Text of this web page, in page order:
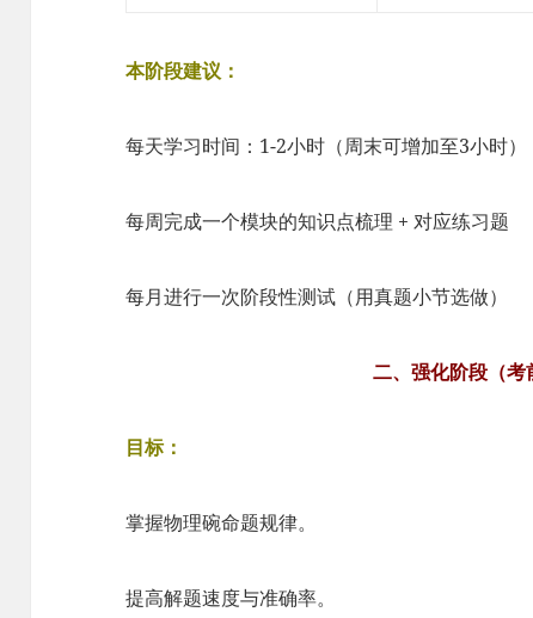
本阶段建议：
每天学习时间：1-2小时（周末可增加至3小时）
每周完成一个模块的知识点梳理 + 对应练习题
每月进行一次阶段性测试（用真题小节选做）
二、强化阶段（考
目标：
掌握物理碗命题规律。
提高解题速度与准确率。